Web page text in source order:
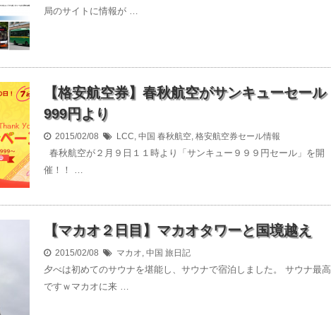
局のサイトに情報が …
【格安航空券】春秋航空がサンキューセール
999円より
2015/02/08 LCC, 中国 春秋航空, 格安航空券セール情報
春秋航空が２月９日１１時より「サンキュー９９９円セール」を開
催！！ …
【マカオ２日目】マカオタワーと国境越え
2015/02/08 マカオ, 中国 旅日記
夕べは初めてのサウナを堪能し、サウナで宿泊しました。 サウナ最高
ですｗマカオに来 …